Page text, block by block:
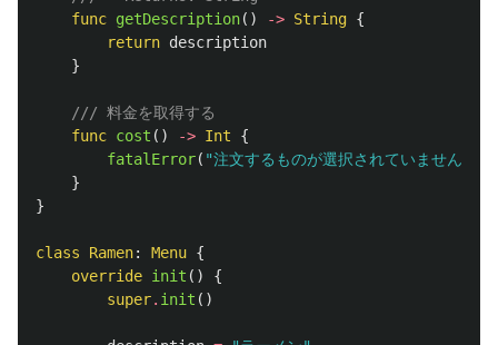
func getDescription() -> String {
return description
}
/// 料金を取得する
func cost () -> Int
{
fatalError( "注文するものが選択されていません"
}
}
class Ramen: Menu {
override init ()
{
super. init ()